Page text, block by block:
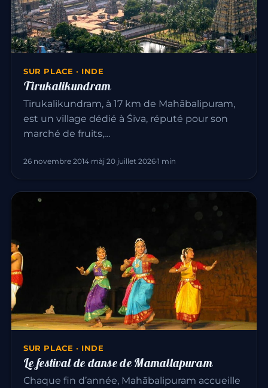
SUR PLACE · INDE
Tirukalikundram
Tirukalikundram, à 17 km de Mahābalipuram,
est un village dédié à Śiva, réputé pour son
marché de fruits,…
26 novembre 2014·màj 20 juillet 2026·1 min
SUR PLACE · INDE
Le festival de danse de Mamallapuram
Chaque fin d’année, Mahābalipuram accueille